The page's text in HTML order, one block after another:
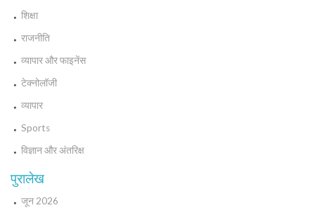
शिक्षा
राजनीति
व्यापार और फाइनेंस
टेक्नोलॉजी
व्यापार
Sports
विज्ञान और अंतरिक्ष
पुरालेख
जून 2026